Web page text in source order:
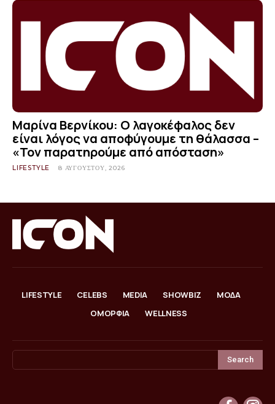
Μαρίνα Βερνίκου: Ο λαγοκέφαλος δεν
είναι λόγος να αποφύγουμε τη θάλασσα –
«Τον παρατηρούμε από απόσταση»
LIFESTYLE 8 ΑΥΓΟΎΣΤΟΥ, 2026
LIFESTYLE CELEBS MEDIA SHOWBIZ
ΜΟΔΑ
ΟΜΟΡΦΙΑ
WELLNESS
Search